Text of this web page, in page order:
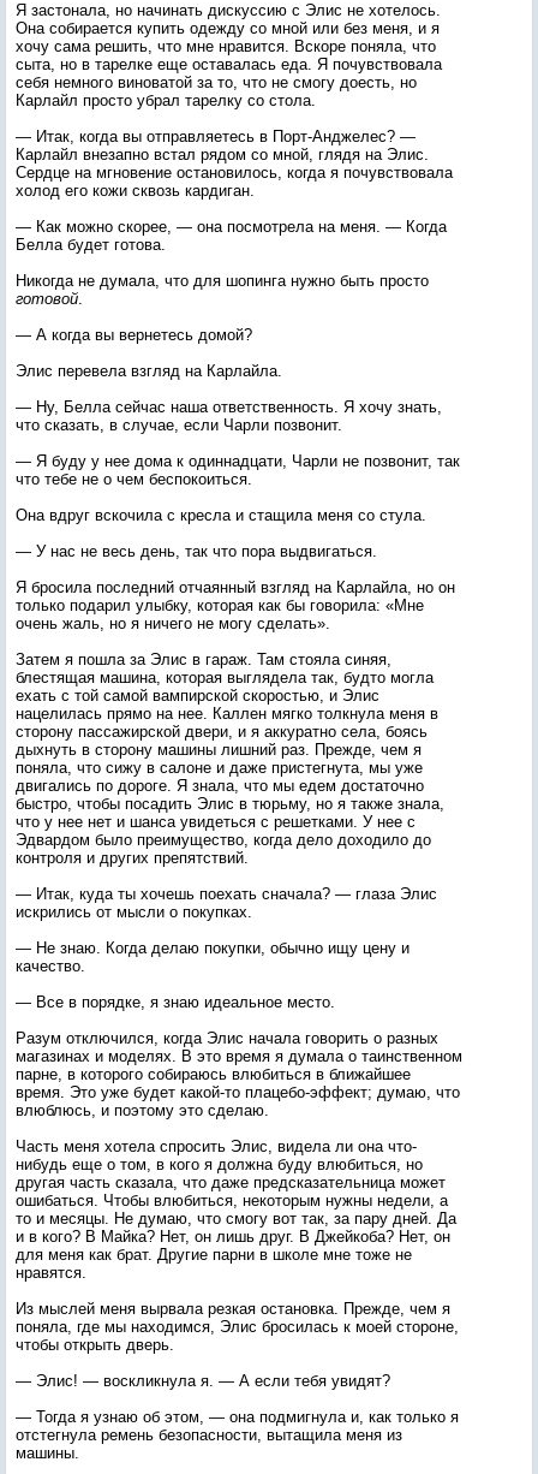
Я застонала, но начинать дискуссию с Элис не хотелось.
Она собирается купить одежду со мной или без меня, и я
хочу сама решить, что мне нравится. Вскоре поняла, что
сыта, но в тарелке еще оставалась еда. Я почувствовала
себя немного виноватой за то, что не смогу доесть, но
Карлайл просто убрал тарелку со стола.
— Итак, когда вы отправляетесь в Порт-Анджелес? —
Карлайл внезапно встал рядом со мной, глядя на Элис.
Сердце на мгновение остановилось, когда я почувствовала
холод его кожи сквозь кардиган.
— Как можно скорее, — она посмотрела на меня. — Когда
Белла будет готова.
Никогда не думала, что для шопинга нужно быть просто
готовой.
— А когда вы вернетесь домой?
Элис перевела взгляд на Карлайла.
— Ну, Белла сейчас наша ответственность. Я хочу знать,
что сказать, в случае, если Чарли позвонит.
— Я буду у нее дома к одиннадцати, Чарли не позвонит, так
что тебе не о чем беспокоиться.
Она вдруг вскочила с кресла и стащила меня со стула.
— У нас не весь день, так что пора выдвигаться.
Я бросила последний отчаянный взгляд на Карлайла, но он
только подарил улыбку, которая как бы говорила: «Мне
очень жаль, но я ничего не могу сделать».
Затем я пошла за Элис в гараж. Там стояла синяя,
блестящая машина, которая выглядела так, будто могла
ехать с той самой вампирской скоростью, и Элис
нацелилась прямо на нее. Каллен мягко толкнула меня в
сторону пассажирской двери, и я аккуратно села, боясь
дыхнуть в сторону машины лишний раз. Прежде, чем я
поняла, что сижу в салоне и даже пристегнута, мы уже
двигались по дороге. Я знала, что мы едем достаточно
быстро, чтобы посадить Элис в тюрьму, но я также знала,
что у нее нет и шанса увидеться с решетками. У нее с
Эдвардом было преимущество, когда дело доходило до
контроля и других препятствий.
— Итак, куда ты хочешь поехать сначала? — глаза Элис
искрились от мысли о покупках.
— Не знаю. Когда делаю покупки, обычно ищу цену и
качество.
— Все в порядке, я знаю идеальное место.
Разум отключился, когда Элис начала говорить о разных
магазинах и моделях. В это время я думала о таинственном
парне, в которого собираюсь влюбиться в ближайшее
время. Это уже будет какой-то плацебо-эффект; думаю, что
влюблюсь, и поэтому это сделаю.
Часть меня хотела спросить Элис, видела ли она что-
нибудь еще о том, в кого я должна буду влюбиться, но
другая часть сказала, что даже предсказательница может
ошибаться. Чтобы влюбиться, некоторым нужны недели, а
то и месяцы. Не думаю, что смогу вот так, за пару дней. Да
и в кого? В Майка? Нет, он лишь друг. В Джейкоба? Нет, он
для меня как брат. Другие парни в школе мне тоже не
нравятся.
Из мыслей меня вырвала резкая остановка. Прежде, чем я
поняла, где мы находимся, Элис бросилась к моей стороне,
чтобы открыть дверь.
— Элис! — воскликнула я. — А если тебя увидят?
— Тогда я узнаю об этом, — она подмигнула и, как только я
отстегнула ремень безопасности, вытащила меня из
машины.